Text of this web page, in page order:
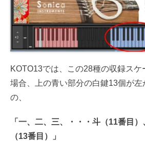
KOTO13では、この28種の収録スケ
場合、上の青い部分の白鍵13個が
の、
「一、二、三、・・・斗（11番目
（13番目）」